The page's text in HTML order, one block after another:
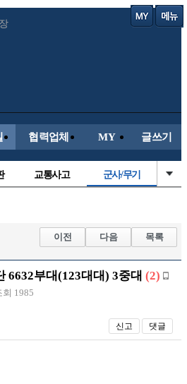
협력업체 MY 글쓰기
교통사고 군사/무기
레이싱모델 자유사진
이전 다음 목록
6632부대(123대대) 3중대 (2)
회 1985
신고 댓글